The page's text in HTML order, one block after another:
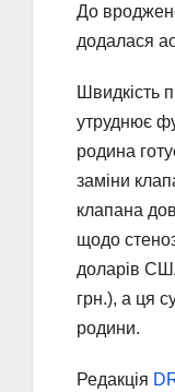
До
додалася
Швидкість
утруднює
родина
заміни
клапана
щодо
доларів
грн.), а ця
родини.
Редакція